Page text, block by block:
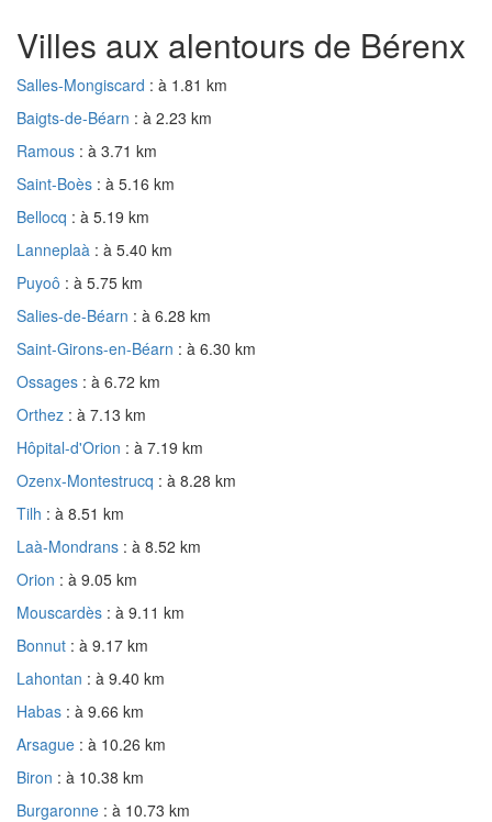
Villes aux alentours de Bérenx
Salles-Mongiscard : à 1.81 km
Baigts-de-Béarn : à 2.23 km
Ramous : à 3.71 km
Saint-Boès : à 5.16 km
Bellocq : à 5.19 km
Lanneplaà : à 5.40 km
Puyoô : à 5.75 km
Salies-de-Béarn : à 6.28 km
Saint-Girons-en-Béarn : à 6.30 km
Ossages : à 6.72 km
Orthez : à 7.13 km
Hôpital-d'Orion : à 7.19 km
Ozenx-Montestrucq : à 8.28 km
Tilh : à 8.51 km
Laà-Mondrans : à 8.52 km
Orion : à 9.05 km
Mouscardès : à 9.11 km
Bonnut : à 9.17 km
Lahontan : à 9.40 km
Habas : à 9.66 km
Arsague : à 10.26 km
Biron : à 10.38 km
Burgaronne : à 10.73 km